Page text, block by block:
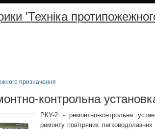
'Техніка
призначення
контрольна
РКУ-2 - ремонтно-контрольна
ремонту повітряних